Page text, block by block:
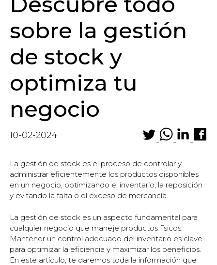
sobre la gestión
de stock y
optimiza tu
negocio
10-02-2024
La gestión de stock es el proceso de controlar y
administrar eficientemente los productos disponibles
en un negocio, optimizando el inventario, la reposición
y evitando la falta o el exceso de mercancía.
La gestión de stock es un aspecto fundamental para
cualquier negocio que maneje productos físicos.
Mantener un control adecuado del inventario es clave
para optimizar la eficiencia y maximizar los beneficios.
En este artículo, te daremos toda la información que